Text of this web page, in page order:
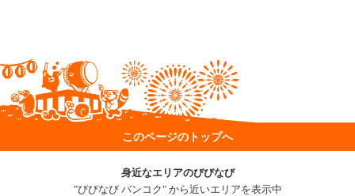
このページのトップへ
身近なエリアのびびなび
"びびなび バンコク" から近いエリアを表示中